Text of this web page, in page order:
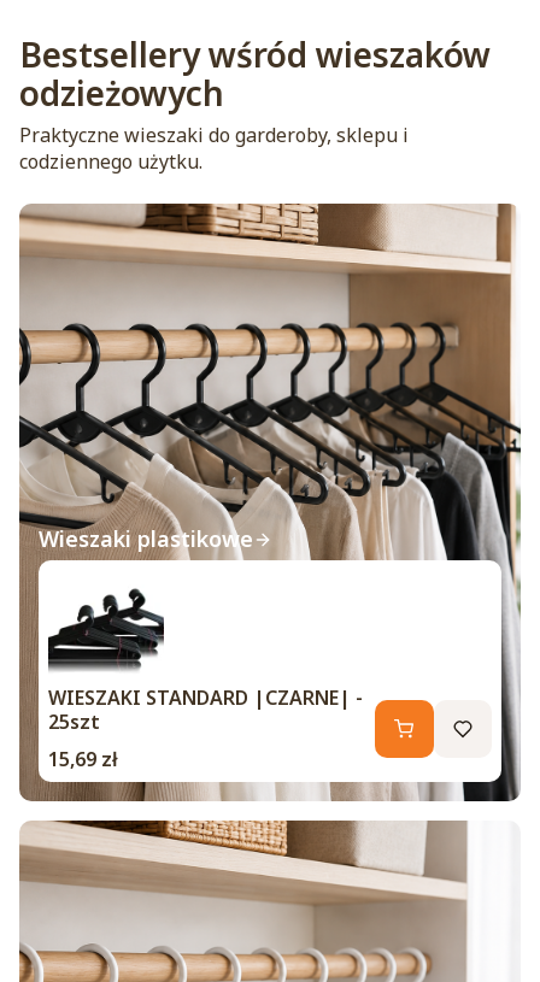
Bestsellery wśród wieszaków
odzieżowych
Praktyczne wieszaki do garderoby, sklepu i
codziennego użytku.
Wieszaki plastikowe
WIESZAKI STANDARD |CZARNE| -
25szt
Cena
15,69 zł